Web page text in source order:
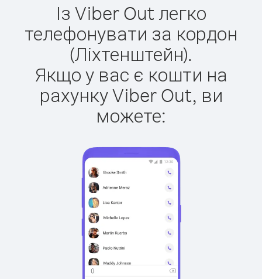
Із Viber Out легко
телефонувати за кордон
(Ліхтенштейн).
Якщо у вас є кошти на
рахунку Viber Out, ви
можете: